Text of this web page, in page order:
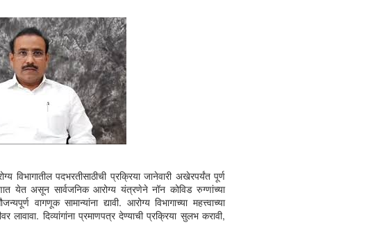
पदभरतीसाठीची प्रक्रिया जानेवारी अखेरपर्यंत पूर्ण
येत असून सार्वजनिक आरोग्य यंत्रणेने नॉन कोविड रुग्णांच्या
वागणूक सामान्यांना द्यावी. आरोग्य विभागाच्या महत्त्वाच्या
लावावा. दिव्यांगांना प्रमाणपत्र देण्याची प्रक्रिया सुलभ करावी,